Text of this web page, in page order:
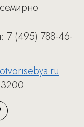
7 (495) 788-46-